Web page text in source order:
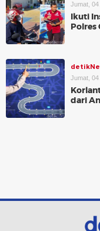
Jumat, 04
Ikuti
Polres
Jumat, 04
dari